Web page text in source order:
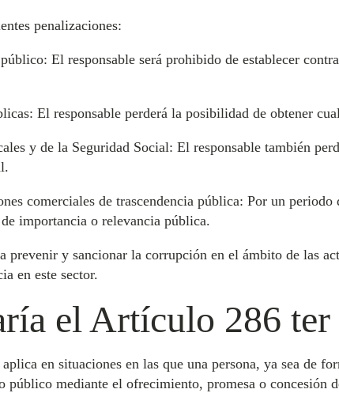
penalizaciones:
El responsable será prohibido de establecer
El responsable perderá la posibilidad de obtener
y de la Seguridad Social: El responsable también
comerciales de trascendencia pública: Por un periodo
importancia o relevancia pública.
prevenir y sancionar la corrupción en el ámbito de las
en este sector.
el Artículo 286
en situaciones en las que una persona, ya sea de
público mediante el ofrecimiento, promesa o concesión